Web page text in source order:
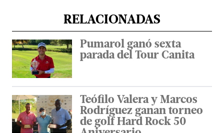
RELACIONADAS
Pumarol ganó sexta
parada del Tour Canita
Teófilo Valera y Marcos
Rodríguez ganan torneo
de golf Hard Rock 50